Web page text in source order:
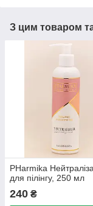
З цим товаром
PHarmika
для пілінгу, 250 мл
240 ₴